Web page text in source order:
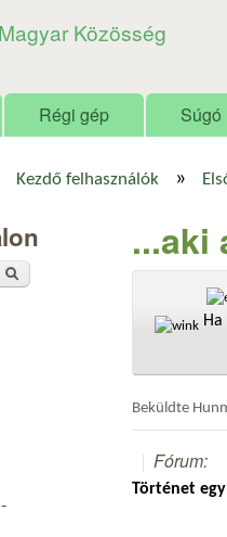
Közösség
Régi gép Súgó
Kezdő felhasználók »
...aki
Ha
Beküldte
Fórum:
Történet